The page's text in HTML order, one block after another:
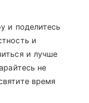
и поделитесь
и
и лучше
не
время